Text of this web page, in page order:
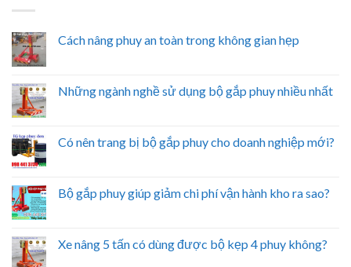
Cách nâng phuy an toàn trong không gian hẹp
Những ngành nghề sử dụng bộ gắp phuy nhiều nhất
Có nên trang bị bộ gắp phuy cho doanh nghiệp mới?
Bộ gắp phuy giúp giảm chi phí vận hành kho ra sao?
Xe nâng 5 tấn có dùng được bộ kẹp 4 phuy không?